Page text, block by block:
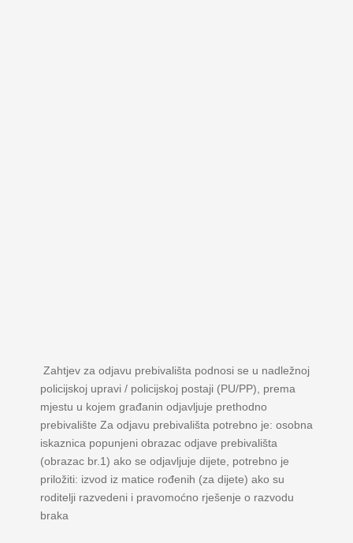
Zahtjev za odjavu prebivališta podnosi se u nadležnoj
policijskoj upravi / policijskoj postaji (PU/PP), prema
mjestu u kojem građanin odjavljuje prethodno
prebivalište Za odjavu prebivališta potrebno je: osobna
iskaznica popunjeni obrazac odjave prebivališta
(obrazac br.1) ako se odjavljuje dijete, potrebno je
priložiti: izvod iz matice rođenih (za dijete) ako su
roditelji razvedeni i pravomoćno rješenje o razvodu
braka